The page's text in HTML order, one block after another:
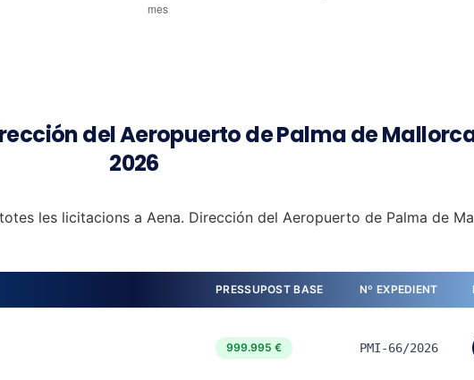
del Aeropuerto de Palma de
2026
les licitacions a Aena. Dirección del Aeropuerto de Palma de
PRESSUPOST BASE Nº EXPEDIENT
999.995 € PMI-66/2026